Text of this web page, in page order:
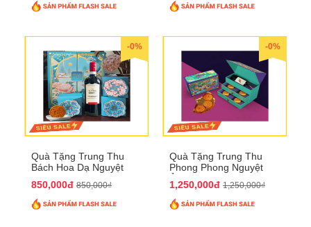
-0%
Quà Tặng Trung Thu
Bách Hoa Dạ Nguyệt
850,000đ 850,000₫
-0%
Quà Tặng Trung Thu
Phong Phong Nguyệt
1,250,000đ 1,250,000₫